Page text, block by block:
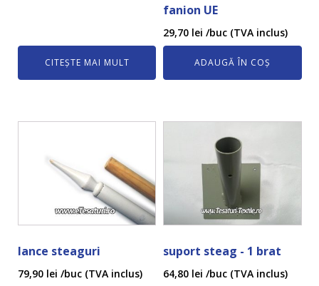
CITEȘTE MAI MULT
fanion UE
29,70 lei /buc (TVA inclus)
ADAUGĂ ÎN COȘ
lance steaguri
79,90 lei /buc (TVA inclus)
suport steag - 1 brat
64,80 lei /buc (TVA inclus)